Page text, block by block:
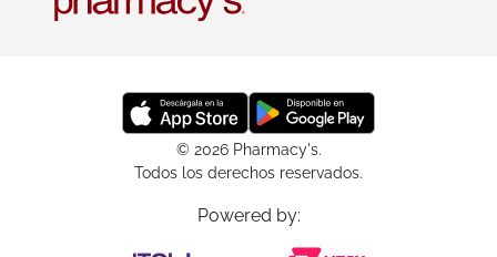
© 2026 Pharmacy's.
Todos los derechos reservados.
Powered by: